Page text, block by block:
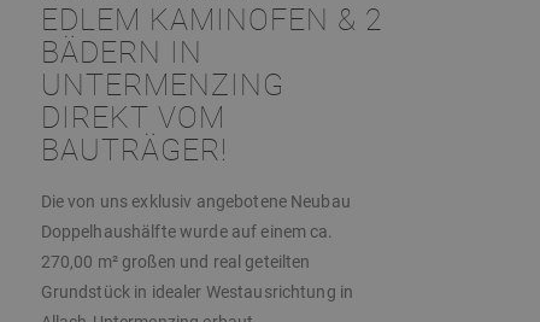
EDLEM KAMINOFEN & 2
BÄDERN IN
UNTERMENZING
DIREKT VOM
BAUTRÄGER!
Die von uns exklusiv angebotene Neubau
Doppelhaushälfte wurde auf einem ca.
270,00 m² großen und real geteilten
Grundstück in idealer Westausrichtung in